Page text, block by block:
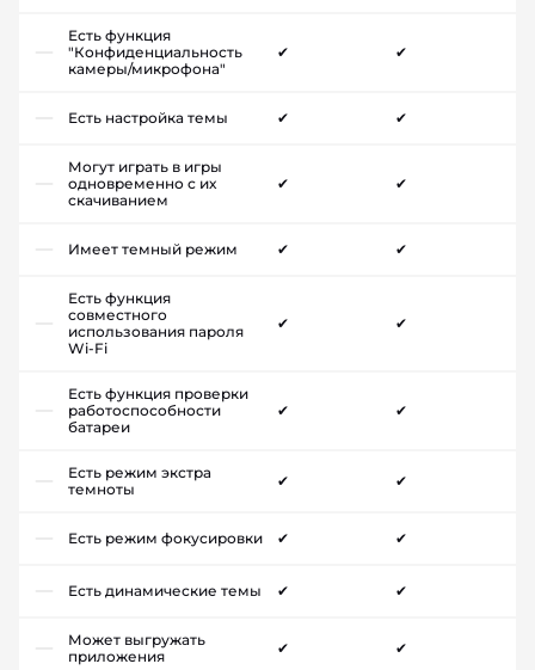
Есть функция
"Конфиденциальность
камеры/микрофона"
✔ ✔
Есть настройка темы ✔ ✔
Могут играть в игры
одновременно с их
скачиванием
✔ ✔
Имеет темный режим ✔ ✔
Есть функция
совместного
использования пароля
Wi-Fi
✔ ✔
Есть функция проверки
работоспособности
батареи
✔ ✔
Есть режим экстра
темноты
✔ ✔
Есть режим фокусировки ✔ ✔
Есть динамические темы ✔ ✔
Может выгружать
приложения
✔ ✔